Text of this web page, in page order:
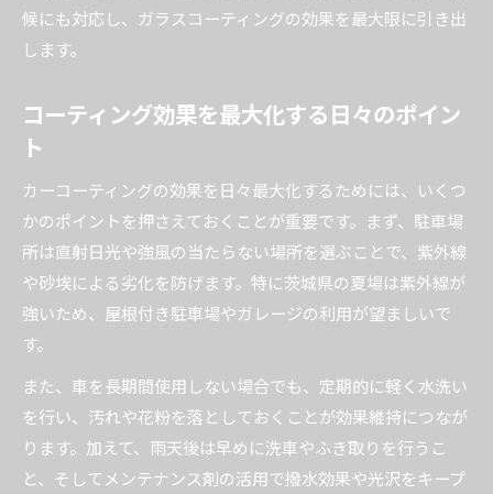
候にも対応し、ガラスコーティングの効果を最大限に引き出
します。
コーティング効果を最大化する日々のポイン
ト
カーコーティングの効果を日々最大化するためには、いくつ
かのポイントを押さえておくことが重要です。まず、駐車場
所は直射日光や強風の当たらない場所を選ぶことで、紫外線
や砂埃による劣化を防げます。特に茨城県の夏場は紫外線が
強いため、屋根付き駐車場やガレージの利用が望ましいで
す。
また、車を長期間使用しない場合でも、定期的に軽く水洗い
を行い、汚れや花粉を落としておくことが効果維持につなが
ります。加えて、雨天後は早めに洗車やふき取りを行うこ
と、そしてメンテナンス剤の活用で撥水効果や光沢をキープ